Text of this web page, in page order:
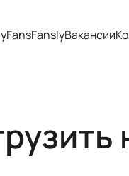
FanslyВакансии